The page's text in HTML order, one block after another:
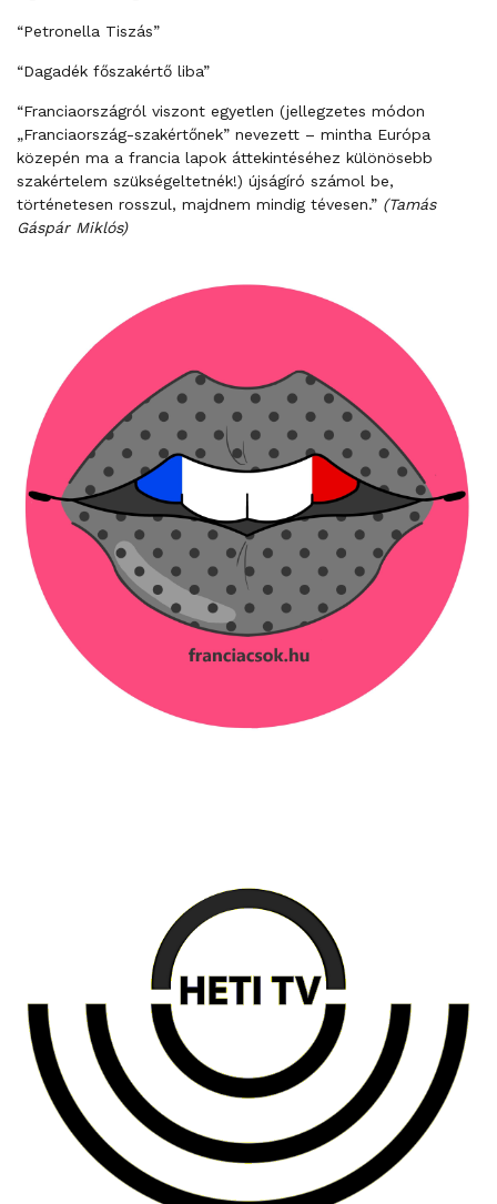
“Petronella Tiszás”
“Dagadék főszakértő liba”
“Franciaországról viszont egyetlen (jellegzetes módon
„Franciaország-szakértőnek” nevezett – mintha Európa
közepén ma a francia lapok áttekintéséhez különösebb
szakértelem szükségeltetnék!) újságíró számol be,
történetesen rosszul, majdnem mindig tévesen.” (Tamás
Gáspár Miklós)